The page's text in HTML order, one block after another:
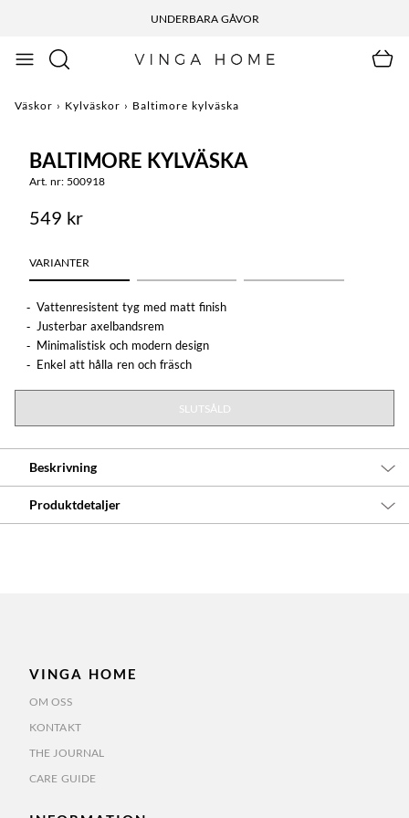
UNDERBARA GÅVOR
Väskor › Kylväskor › Baltimore kylväska
BALTIMORE KYLVÄSKA
Art. nr: 500918
549 kr
VARIANTER
Vattenresistent tyg med matt finish
Justerbar axelbandsrem
Minimalistisk och modern design
Enkel att hålla ren och fräsch
SLUTSÅLD
Beskrivning
Produktdetaljer
VINGA HOME
OM OSS
KONTAKT
THE JOURNAL
CARE GUIDE